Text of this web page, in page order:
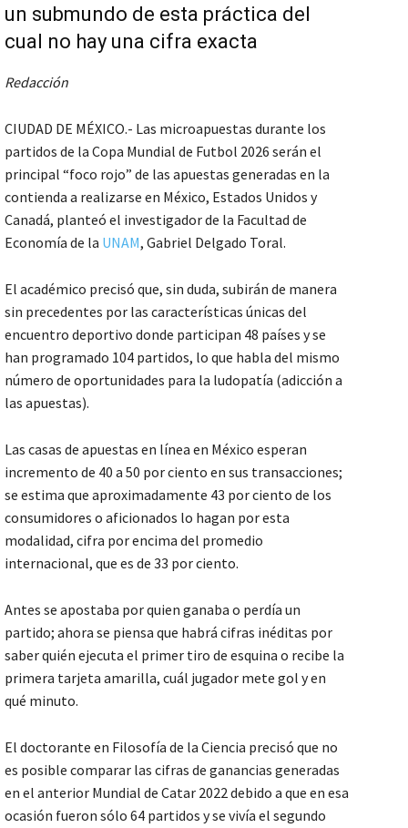
un submundo de esta práctica del
cual no hay una cifra exacta
Redacción
CIUDAD DE MÉXICO.- Las microapuestas durante los
partidos de la Copa Mundial de Futbol 2026 serán el
principal “foco rojo” de las apuestas generadas en la
contienda a realizarse en México, Estados Unidos y
Canadá, planteó el investigador de la Facultad de
Economía de la UNAM, Gabriel Delgado Toral.
El académico precisó que, sin duda, subirán de manera
sin precedentes por las características únicas del
encuentro deportivo donde participan 48 países y se
han programado 104 partidos, lo que habla del mismo
número de oportunidades para la ludopatía (adicción a
las apuestas).
Las casas de apuestas en línea en México esperan
incremento de 40 a 50 por ciento en sus transacciones;
se estima que aproximadamente 43 por ciento de los
consumidores o aficionados lo hagan por esta
modalidad, cifra por encima del promedio
internacional, que es de 33 por ciento.
Antes se apostaba por quien ganaba o perdía un
partido; ahora se piensa que habrá cifras inéditas por
saber quién ejecuta el primer tiro de esquina o recibe la
primera tarjeta amarilla, cuál jugador mete gol y en
qué minuto.
El doctorante en Filosofía de la Ciencia precisó que no
es posible comparar las cifras de ganancias generadas
en el anterior Mundial de Catar 2022 debido a que en esa
ocasión fueron sólo 64 partidos y se vivía el segundo